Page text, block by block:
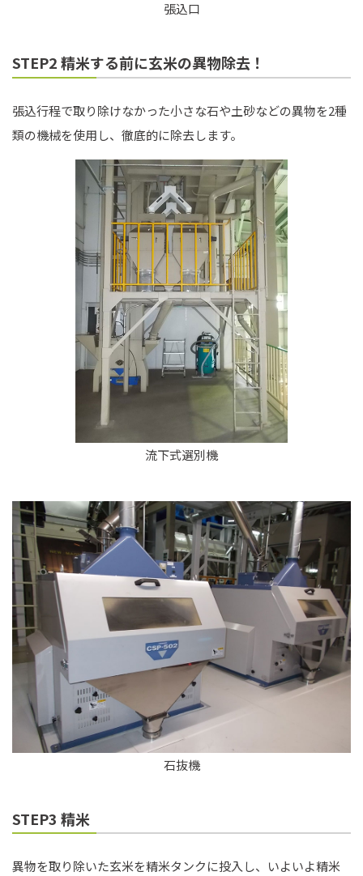
張込口
STEP2 精米する前に玄米の異物除去！
張込行程で取り除けなかった小さな石や土砂などの異物を2種
類の機械を使用し、徹底的に除去します。
流下式選別機
石抜機
STEP3 精米
異物を取り除いた玄米を精米タンクに投入し、いよいよ精米